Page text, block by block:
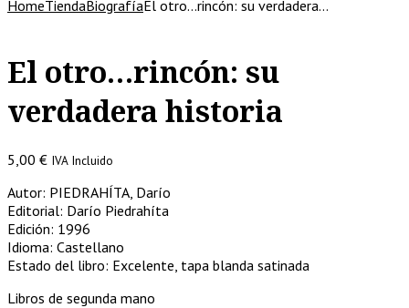
HomeTiendaBiografíaEl otro…rincón: su verdadera…
El otro…rincón: su
verdadera historia
5,00 € IVA Incluido
Autor: PIEDRAHÍTA, Darío
Editorial: Darío Piedrahíta
Edición: 1996
Idioma: Castellano
Estado del libro: Excelente, tapa blanda satinada
Libros de segunda mano